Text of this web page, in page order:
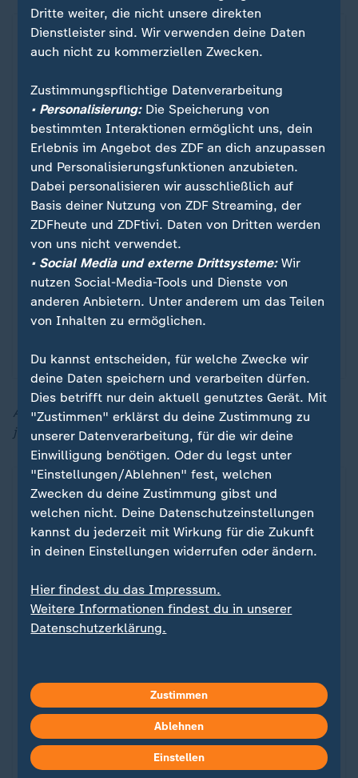
Hassan Nasrallah
Hisbollah-Chef bei Luftangriff
getötet
Bei einem israelischen Angriff in Beirut wurde der
Hisbollah-Chef Hassan Nasrallah getötet. US-
der Gerechtigkeit".
Aktuelle Meldungen zum Nahost-Konflikt finden Sie
jederzeit in unserem Liveblog:
Liveblog: Aktuelle Nachrichten zum
Nahost-Konflikt
Seit dem 10. Oktober herrscht eine Waffenruhe
zwischen Israel und der Hamas - und hat damit
Dritte weiter, die nicht unsere direkten
Dienstleister sind. Wir verwenden deine Daten
auch nicht zu kommerziellen Zwecken.
Zustimmungspflichtige Datenverarbeitung
• Personalisierung:Die Speicherung von
bestimmten Interaktionen ermöglicht uns, dein
Erlebnis im Angebot des ZDF an dich anzupassen
und Personalisierungsfunktionen anzubieten.
Dabei personalisieren wir ausschließlich auf
Basis deiner Nutzung von ZDF Streaming, der
ZDFheute und ZDFtivi. Daten von Dritten werden
von uns nicht verwendet.
• Social Media und externe Drittsysteme:Wir
nutzen Social-Media-Tools und Dienste von
anderen Anbietern. Unter anderem um das Teilen
von Inhalten zu ermöglichen.
Du kannst entscheiden, für welche Zwecke wir
deine Daten speichern und verarbeiten dürfen.
Dies betrifft nur dein aktuell genutztes Gerät. Mit
"Zustimmen" erklärst du deine Zustimmung zu
unserer Datenverarbeitung, für die wir deine
Einwilligung benötigen. Oder du legst unter
"Einstellungen/Ablehnen" fest, welchen
Zwecken du deine Zustimmung gibst und
welchen nicht. Deine Datenschutzeinstellungen
kannst du jederzeit mit Wirkung für die Zukunft
in deinen Einstellungen widerrufen oder ändern.
Hier findest du das Impressum.
Weitere Informationen findest du in unserer
Datenschutzerklärung.
Zustimmen
Ablehnen
Einstellen